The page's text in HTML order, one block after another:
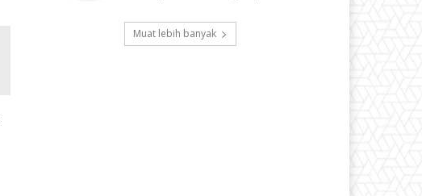
Muat lebih banyak